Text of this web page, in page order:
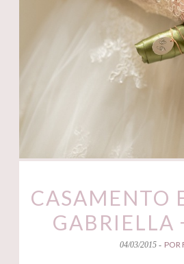
CASAMENTO
GABRIELLA
04/03/2015 - POR